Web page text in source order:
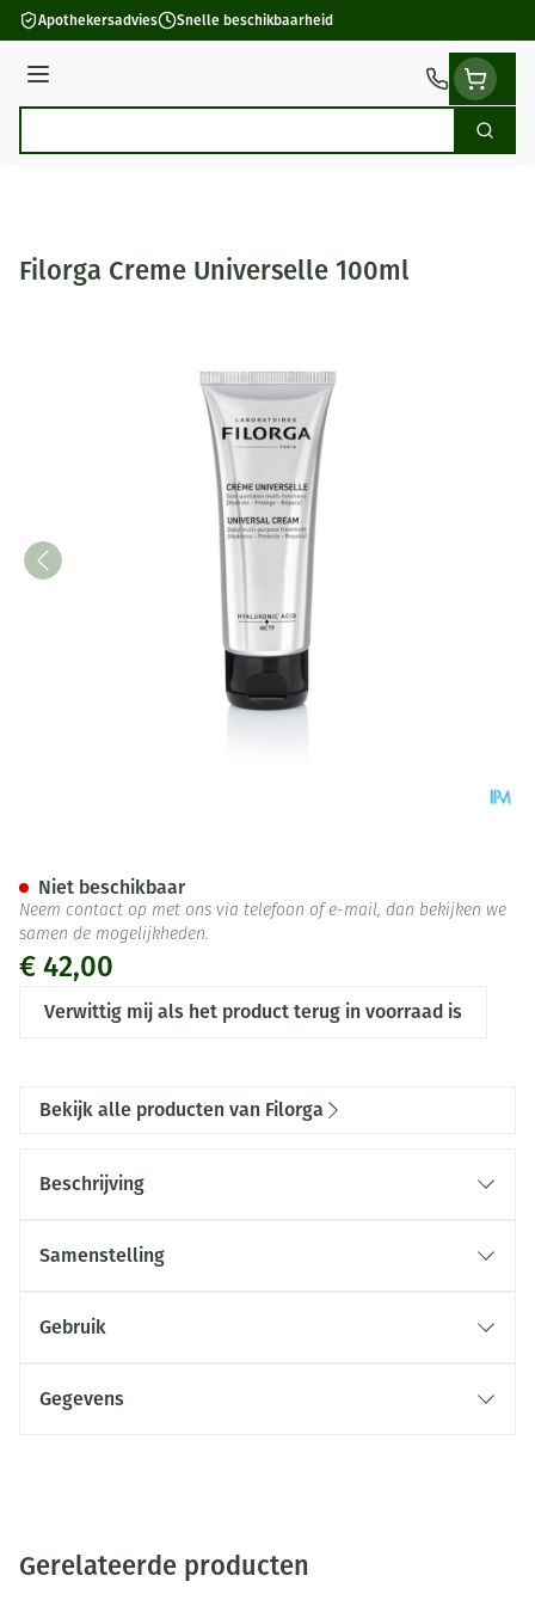
Ga naar de inhoud
Apothekersadvies Snelle beschikbaarheid
Menu
Zoek
Filorga Creme Universelle 100ml
€ 42,00
Verwittig mij als het product terug in voorraad is
Niet beschikbaar
Neem contact op met ons via telefoon of e-mail, dan bekijken we
samen de mogelijkheden.
Bekijk alle producten van Filorga
Beschrijving
Samenstelling
Gebruik
Gegevens
Gerelateerde producten